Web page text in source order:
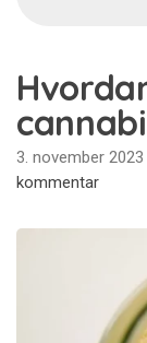
3. november 2023
kommentarpå
laver